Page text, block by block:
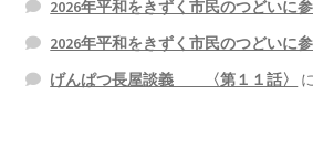
2026年平和をきずく市民のつどいに
2026年平和をきずく市民のつどいに
げんぱつ長屋談義 〈第１１話〉